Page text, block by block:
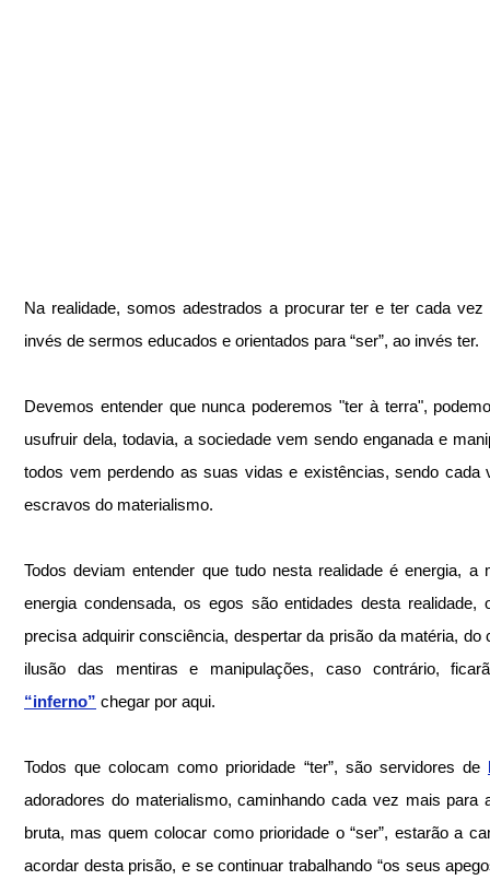
Na realidade, somos adestrados a procurar ter e ter cada vez
invés de sermos educados e orientados para “ser”, ao invés ter.
Devemos entender que nunca poderemos "ter à terra",
usufruir dela, todavia, a sociedade vem sendo enganada e
todos vem perdendo as suas vidas e existências, sendo cada
escravos do materialismo.
Todos deviam entender que tudo nesta realidade é energia, a
energia condensada, os egos são entidades desta realidade,
precisa adquirir consciência, despertar da prisão da matéria, do
“inferno” chegar por aqui.
Todos que colocam como prioridade “ter”, são servidores de
adoradores do materialismo, caminhando cada vez mais para
bruta, mas quem colocar como prioridade o “ser”, estarão a
acordar desta prisão, e se continuar trabalhando “os seus